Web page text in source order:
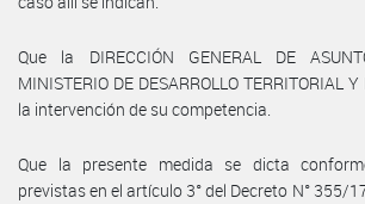
Que la DIRECCIÓN GENERAL DE
MINISTERIO DE DESARROLLO TERRITORIAL
la intervención de su competencia.
Que la presente medida se dicta
previstas en el artículo 3° del Decreto N° 355/